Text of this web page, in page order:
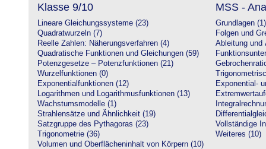
Klasse 9/10
Lineare Gleichungssysteme (23)
Quadratwurzeln (7)
Reelle Zahlen: Näherungsverfahren (4)
Quadratische Funktionen und Gleichungen (59)
Potenzgesetze – Potenzfunktionen (21)
Wurzelfunktionen (0)
Exponentialfunktionen (12)
Logarithmen und Logarithmusfunktionen (13)
Wachstumsmodelle (1)
Strahlensätze und Ähnlichkeit (19)
Satzgruppe des Pythagoras (23)
Trigonometrie (36)
Volumen und Oberflächeninhalt von Körpern (10)
MSS -
Grundlagen (1)
Folgen und
Ableitung und
Exponential-
Vollständige
Weiteres (10)